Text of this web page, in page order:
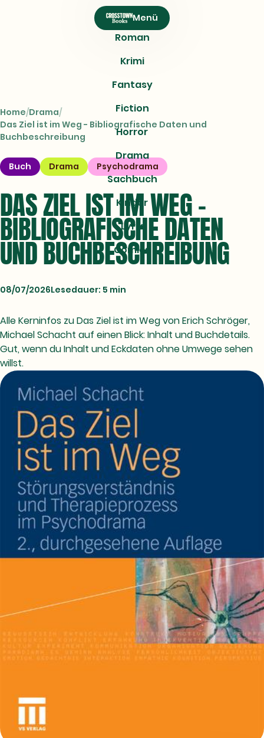
Menü
Roman
Krimi
Fantasy
Fiction
Horror
Drama
Sachbuch
Kinder
Lyrik
Comics
Home Drama
Das Ziel ist im Weg - Bibliografische Daten und
Buchbeschreibung
Buch Drama Psychodrama
DAS ZIEL IST IM WEG -
BIBLIOGRAFISCHE DATEN
UND BUCHBESCHREIBUNG
08/07/2026Lesedauer: 5 min
Alle Kerninfos zu Das Ziel ist im Weg von Erich Schröger,
Michael Schacht auf einen Blick: Inhalt und Buchdetails.
Gut, wenn du Inhalt und Eckdaten ohne Umwege sehen
willst.